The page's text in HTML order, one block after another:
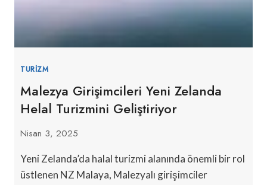
TURIZM
Malezya Girişimcileri Yeni Zelanda
Helal Turizmini Geliştiriyor
Nisan 3, 2025
Yeni Zelanda’da halal turizmi alanında önemli bir rol
üstlenen NZ Malaya, Malezyalı girişimciler